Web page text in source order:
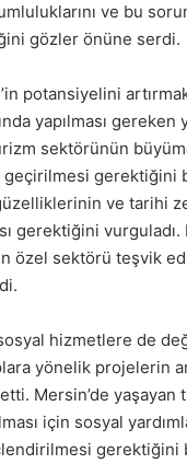
ve bu
gözler önüne serdi.
potansiyelini
yapılması gereken
sektörünün
gerektiğini
ve tarihi
gerektiğini
özel sektörü teşvik
hizmetlere de
yönelik projelerin
Mersin’de yaşayan
için sosyal
gerektiğini